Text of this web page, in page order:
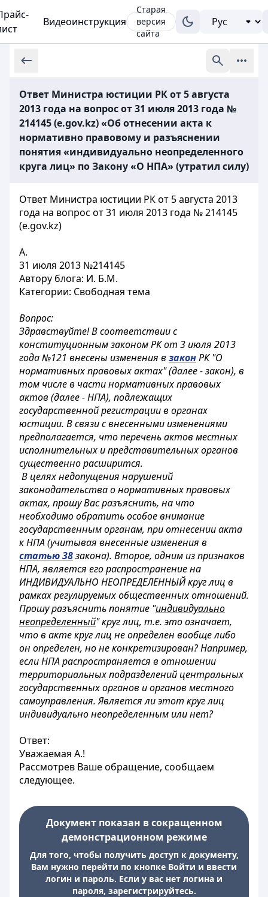
Видеоинструкция
Старая
версия
сайта
Ответ Министра юстиции РК от 5 августа
2013 года на вопрос от 31 июля 2013 года №
214145 (e.gov.kz) «Об отнесении акта к
нормативно правовому и разъяснении
понятия «индивидуально неопределенного
круга лиц» по Закону «О НПА» (утратил силу)
Ответ Министра юстиции РК от 5 августа 2013
года на вопрос от 31 июля 2013 года № 214145
(e.gov.kz)
А.
31 июля 2013 №214145
Автору блога: И. Б.М.
Категории: Свободная тема
Вопрос:
Здравствуйте! В соответствии с
конституционным законом РК от 3 июля 2013
года №121 внесены изменения взаконРК "О
нормативных правовых актах" (далее - закон), в
том числе в части нормативных правовых
актов (далее - НПА), подлежащих
государственной регистрации в органах
юстиции. В связи с внесенными изменениями
предполагается, что перечень актов местных
исполнительных и представительных органов
существенно расширится.
В целях недопущения нарушений
законодательства о нормативных правовых
актах, прошу Вас разъяснить, на что
необходимо обратить особое внимание
государственным органам, при отнесении акта
к НПА (учитывая внесенные изменения в
статью 38закона). Второе, одним из признаков
НПА, является его распространение на
ИНДИВИДУАЛЬНО НЕОПРЕДЕЛЕННЫЙ круг лиц в
рамках регулируемых общественных отношений.
Прошу разъяснить понятие "индивидуально
неопределенный" круг лиц, т.е. это означает,
что в акте круг лиц не определен вообще либо
он определен, но не конкретизирован? Например,
если НПА распространяется в отношении
территориальных подразделений центральных
государственных органов и органов местного
самоуправления. Является ли этот круг лиц
индивидуально неопределенным или нет?
Ответ:
Уважаемая А.!
Рассмотрев Ваше обращение, сообщаем
следующее.
Документ показан в сокращенном
демонстрационном режиме
Для того, чтобы получить доступ к документу,
Вам нужно перейти по кнопке Войти и ввести
логин и пароль. Если у вас нет логина и
пароля, зарегистрируйтесь.